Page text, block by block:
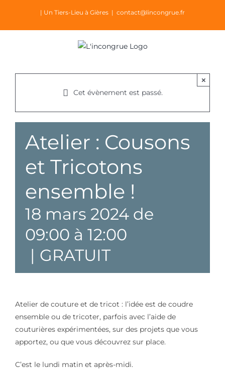
contenu
| Un Tiers-Lieu à Gières | contact@lincongrue.fr
Cet évènement est passé.
×
Atelier : Cousons
et Tricotons
ensemble !
18 mars 2024 de
09:00 à 12:00
| GRATUIT
Atelier de couture et de tricot : l’idée est de coudre
ensemble ou de tricoter, parfois avec l’aide de
couturières expérimentées, sur des projets que vous
apportez, ou que vous découvrez sur place.
C’est le lundi matin et après-midi.